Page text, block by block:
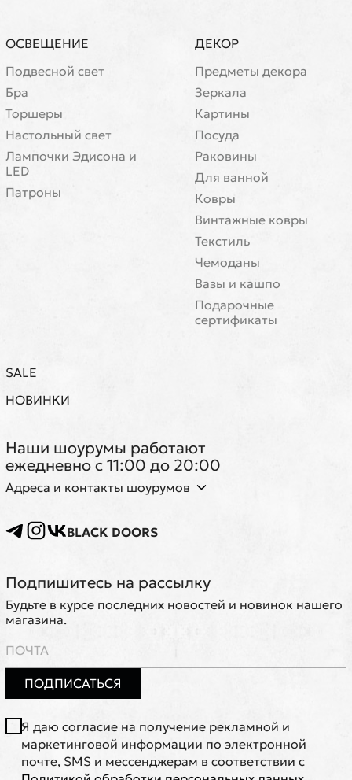
ОСВЕЩЕНИЕ
Подвесной свет
Бра
Торшеры
Настольный свет
Лампочки Эдисона и
LED
Патроны
ДЕКОР
Предметы декора
Зеркала
Картины
Посуда
Раковины
Для ванной
Ковры
Винтажные ковры
Текстиль
Чемоданы
Вазы и кашпо
Подарочные
сертификаты
SALE
НОВИНКИ
Наши шоурумы работают
ежедневно с 11:00 до 20:00
Адреса и контакты шоурумов
BLACK DOORS
Подпишитесь на рассылку
Будьте в курсе последних новостей и новинок нашего
магазина.
ПОДПИСАТЬСЯ
Я даю согласие на получение рекламной и
маркетинговой информации по электронной
почте, SMS и мессенджерам в соответствии с